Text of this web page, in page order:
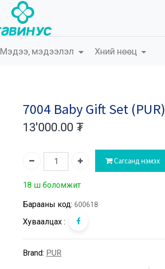
Мэдээ, мэдээлэл Хүний нөөц
7004 Baby Gift Set (PUR)
13'000.00 ₮
Сагсанд нэмэх
18 ш боломжит
Барааны код: 600618
Хуваалцах :
Brand: PUR